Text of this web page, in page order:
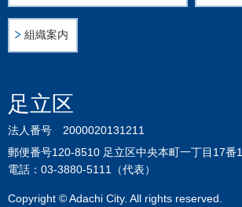
足立区
法人番号 2000020131211
郵便番号120-8510 足立区中央本町一丁目17
電話：03-3880-5111（代表）
Copyright © Adachi City. All rights reserved.
組織案内